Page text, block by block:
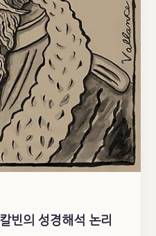
빈의 성경해석 논리